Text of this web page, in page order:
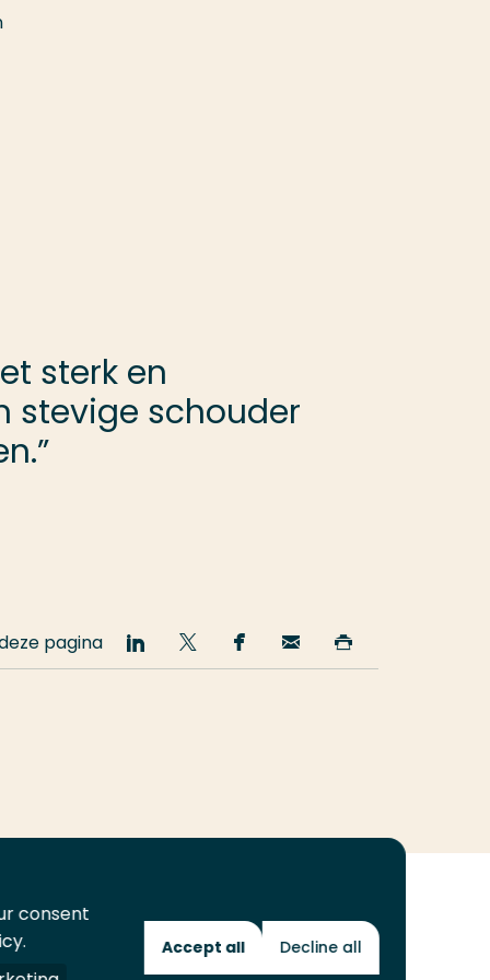
sterk en
stevige schouder
pagina
Deel
op
Deel
op
Deel
op
Email
deze deze
Toekomstmakers
consent
Accept all Decline all